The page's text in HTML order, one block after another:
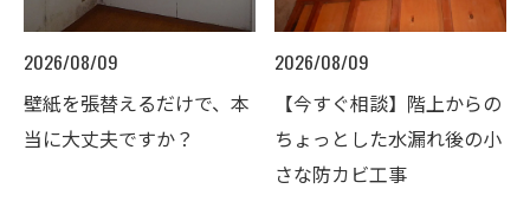
2026/08/09
壁紙を張替えるだけで、本
当に大丈夫ですか？
2026/08/09
【今すぐ相談】階上からの
ちょっとした水漏れ後の小
さな防カビ工事